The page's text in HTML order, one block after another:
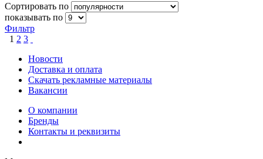
Сортировать по
показывать по
Фильтр
1 2 3
Новости
Доставка и оплата
Скачать рекламные материалы
Вакансии
О компании
Бренды
Контакты и реквизиты